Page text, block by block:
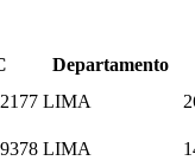
Departamento
LIMA
LIMA